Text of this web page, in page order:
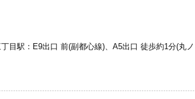
目駅：E9出口 前(副都心線)、A5出口 徒歩約1分(丸ノ